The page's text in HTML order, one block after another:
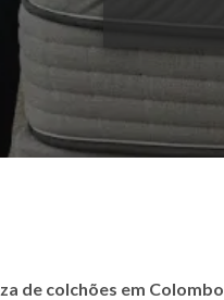
de colchões em Colombo